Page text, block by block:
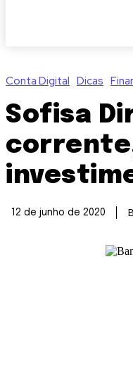
Conta Digital Dicas
Sofisa
12 de junho de 2020